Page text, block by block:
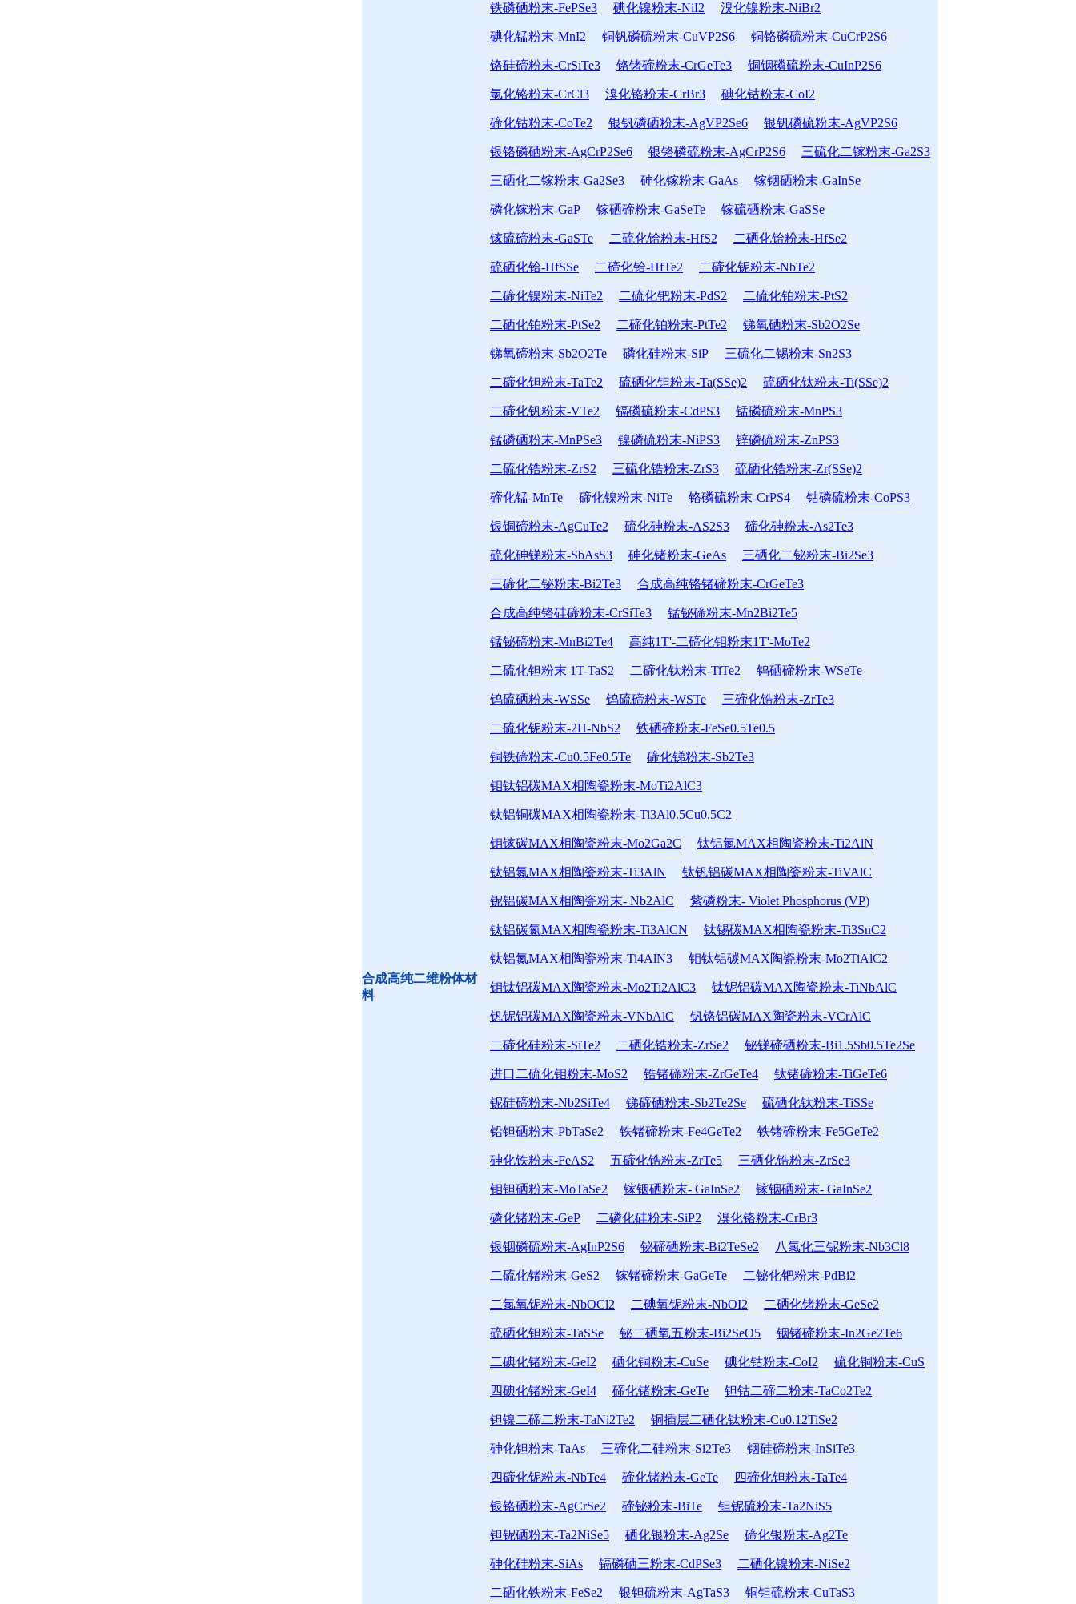
合成高纯二维粉体材
料
铁磷硒粉末-FePSe3 碘化镍粉末-NiI2 溴化镍粉末-NiBr2
碘化锰粉末-MnI2 铜钒磷硫粉末-CuVP2S6 铜铬磷硫粉末-CuCrP2S6
铬硅碲粉末-CrSiTe3 铬锗碲粉末-CrGeTe3 铜铟磷硫粉末-CuInP2S6
氯化铬粉末-CrCl3 溴化铬粉末-CrBr3 碘化钴粉末-CoI2
碲化钴粉末-CoTe2 银钒磷硒粉末-AgVP2Se6 银钒磷硫粉末-AgVP2S6
银铬磷硒粉末-AgCrP2Se6 银铬磷硫粉末-AgCrP2S6 三硫化二镓粉末-Ga2S3
三硒化二镓粉末-Ga2Se3 砷化镓粉末-GaAs 镓铟硒粉末-GaInSe
磷化镓粉末-GaP 镓硒碲粉末-GaSeTe 镓硫硒粉末-GaSSe
镓硫碲粉末-GaSTe 二硫化铪粉末-HfS2 二硒化铪粉末-HfSe2
硫硒化铪-HfSSe 二碲化铪-HfTe2 二碲化铌粉末-NbTe2
二碲化镍粉末-NiTe2 二硫化钯粉末-PdS2 二硫化铂粉末-PtS2
二硒化铂粉末-PtSe2 二碲化铂粉末-PtTe2 锑氧硒粉末-Sb2O2Se
锑氧碲粉末-Sb2O2Te 磷化硅粉末-SiP 三硫化二锡粉末-Sn2S3
二碲化钽粉末-TaTe2 硫硒化钽粉末-Ta(SSe)2 硫硒化钛粉末-Ti(SSe)2
二碲化钒粉末-VTe2 镉磷硫粉末-CdPS3 锰磷硫粉末-MnPS3
锰磷硒粉末-MnPSe3 镍磷硫粉末-NiPS3 锌磷硫粉末-ZnPS3
二硫化锆粉末-ZrS2 三硫化锆粉末-ZrS3 硫硒化锆粉末-Zr(SSe)2
碲化锰-MnTe 碲化镍粉末-NiTe 铬磷硫粉末-CrPS4 钴磷硫粉末-CoPS3
银铜碲粉末-AgCuTe2 硫化砷粉末-AS2S3 碲化砷粉末-As2Te3
硫化砷锑粉末-SbAsS3 砷化锗粉末-GeAs 三硒化二铋粉末-Bi2Se3
三碲化二铋粉末-Bi2Te3 合成高纯铬锗碲粉末-CrGeTe3
合成高纯铬硅碲粉末-CrSiTe3 锰铋碲粉末-Mn2Bi2Te5
锰铋碲粉末-MnBi2Te4 高纯1T'-二碲化钼粉末1T'-MoTe2
二硫化钽粉末 1T-TaS2 二碲化钛粉末-TiTe2 钨硒碲粉末-WSeTe
钨硫硒粉末-WSSe 钨硫碲粉末-WSTe 三碲化锆粉末-ZrTe3
二硫化铌粉末-2H-NbS2 铁硒碲粉末-FeSe0.5Te0.5
铜铁碲粉末-Cu0.5Fe0.5Te 碲化锑粉末-Sb2Te3
钼钛铝碳MAX相陶瓷粉末-MoTi2AlC3
钛铝铜碳MAX相陶瓷粉末-Ti3Al0.5Cu0.5C2
钼镓碳MAX相陶瓷粉末-Mo2Ga2C 钛铝氮MAX相陶瓷粉末-Ti2AlN
钛铝氮MAX相陶瓷粉末-Ti3AlN 钛钒铝碳MAX相陶瓷粉末-TiVAlC
铌铝碳MAX相陶瓷粉末- Nb2AlC 紫磷粉末- Violet Phosphorus (VP)
钛铝碳氮MAX相陶瓷粉末-Ti3AlCN 钛锡碳MAX相陶瓷粉末-Ti3SnC2
钛铝氮MAX相陶瓷粉末-Ti4AlN3 钼钛铝碳MAX陶瓷粉末-Mo2TiAlC2
钼钛铝碳MAX陶瓷粉末-Mo2Ti2AlC3 钛铌铝碳MAX陶瓷粉末-TiNbAlC
钒铌铝碳MAX陶瓷粉末-VNbAlC 钒铬铝碳MAX陶瓷粉末-VCrAlC
二碲化硅粉末-SiTe2 二硒化锆粉末-ZrSe2 铋锑碲硒粉末-Bi1.5Sb0.5Te2Se
进口二硫化钼粉末-MoS2 锆锗碲粉末-ZrGeTe4 钛锗碲粉末-TiGeTe6
铌硅碲粉末-Nb2SiTe4 锑碲硒粉末-Sb2Te2Se 硫硒化钛粉末-TiSSe
铅钽硒粉末-PbTaSe2 铁锗碲粉末-Fe4GeTe2 铁锗碲粉末-Fe5GeTe2
砷化铁粉末-FeAS2 五碲化锆粉末-ZrTe5 三硒化锆粉末-ZrSe3
钼钽硒粉末-MoTaSe2 镓铟硒粉末- GaInSe2 镓铟硒粉末- GaInSe2
磷化锗粉末-GeP 二磷化硅粉末-SiP2 溴化铬粉末-CrBr3
银铟磷硫粉末-AgInP2S6 铋碲硒粉末-Bi2TeSe2 八氯化三铌粉末-Nb3Cl8
二硫化锗粉末-GeS2 镓锗碲粉末-GaGeTe 二铋化钯粉末-PdBi2
二氯氧铌粉末-NbOCl2 二碘氧铌粉末-NbOI2 二硒化锗粉末-GeSe2
硫硒化钽粉末-TaSSe 铋二硒氧五粉末-Bi2SeO5 铟锗碲粉末-In2Ge2Te6
二碘化锗粉末-GeI2 硒化铜粉末-CuSe 碘化钴粉末-CoI2 硫化铜粉末-CuS
四碘化锗粉末-GeI4 碲化锗粉末-GeTe 钽钴二碲二粉末-TaCo2Te2
钽镍二碲二粉末-TaNi2Te2 铜插层二硒化钛粉末-Cu0.12TiSe2
砷化钽粉末-TaAs 三碲化二硅粉末-Si2Te3 铟硅碲粉末-InSiTe3
四碲化铌粉末-NbTe4 碲化锗粉末-GeTe 四碲化钽粉末-TaTe4
银铬硒粉末-AgCrSe2 碲铋粉末-BiTe 钽铌硫粉末-Ta2NiS5
钽铌硒粉末-Ta2NiSe5 硒化银粉末-Ag2Se 碲化银粉末-Ag2Te
砷化硅粉末-SiAs 镉磷硒三粉末-CdPSe3 二硒化镍粉末-NiSe2
二硒化铁粉末-FeSe2 银钽硫粉末-AgTaS3 铜钽硫粉末-CuTaS3